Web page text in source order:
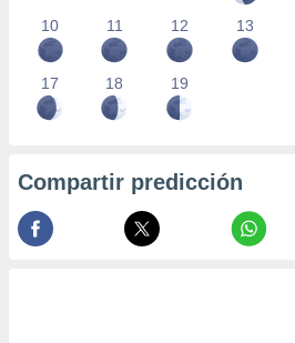
10 11 12 13
17 18 19
Compartir predicción